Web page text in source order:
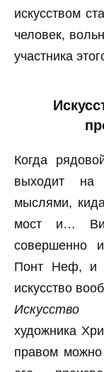
искусством
человек,
участника
Когда
выходит на
мыслями,
мост и…
совершенно
Понт Неф, и
искусство
Искусство
художника
правом можно